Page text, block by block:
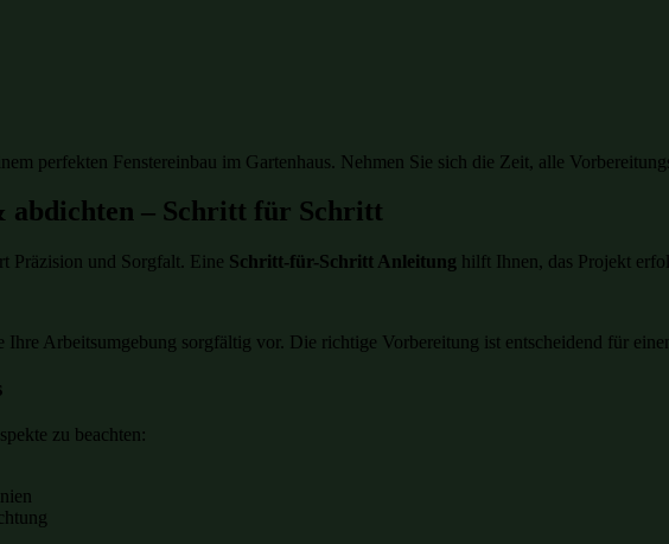
perfekten Fenstereinbau im Gartenhaus. Nehmen Sie sich die Zeit, alle
abdichten – Schritt für Schritt
Präzision und Sorgfalt. Eine Schritt-für-Schritt Anleitung hilft Ihnen, das Projekt
Arbeitsumgebung sorgfältig vor. Die richtige Vorbereitung ist entscheidend für
zu beachten: